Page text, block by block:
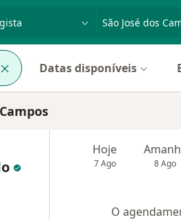
cidade ou região
Datas disponíveis
Hoje
7 Ago 8 Ago
O